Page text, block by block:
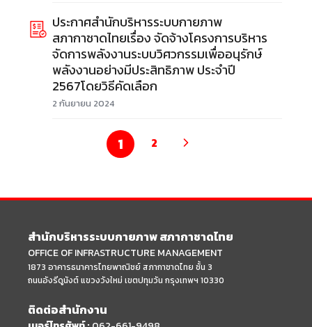
ประกาศสำนักบริหารระบบกายภาพ
สภากาชาดไทยเรื่อง จัดจ้างโครงการบริหาร
จัดการพลังงานระบบวิศวกรรมเพื่ออนุรักษ์
พลังงานอย่างมีประสิทธิภาพ ประจำปี
2567โดยวิธีคัดเลือก
2 กันยายน 2024
1 2
สำนักบริหารระบบกายภาพ สภากาชาดไทย
OFFICE OF INFRASTRUCTURE MANAGEMENT
1873 อาคารธนาคารไทยพาณิชย์ สภากาชาดไทย ชั้น 3
ถนนอังรีดูนังต์ แขวงวังใหม่ เขตปทุมวัน กรุงเทพฯ 10330
ติดต่อสำนักงาน